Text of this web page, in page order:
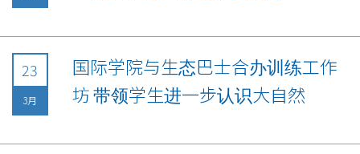
23
3月
国际学院与生态巴士合办训练工作
坊 带领学生进一步认识大自然